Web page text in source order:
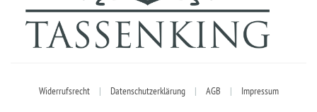
Widerrufsrecht | Datenschutzerklärung | AGB | Impressum